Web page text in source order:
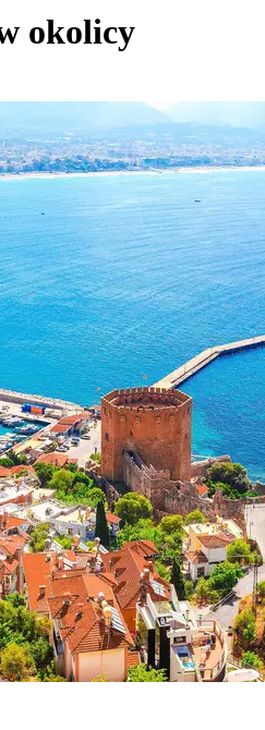
okolicy